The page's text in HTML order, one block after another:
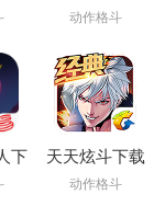
动作格斗
下
天天炫斗下载
安装最新版
动作格斗